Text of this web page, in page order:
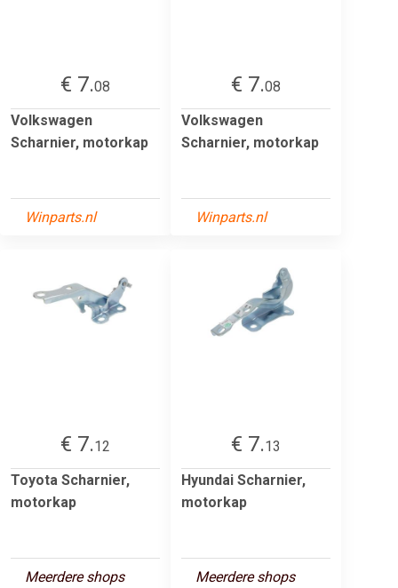
€ 7.08
Volkswagen
Scharnier, motorkap
Winparts.nl
€ 7.08
Volkswagen
Scharnier, motorkap
Winparts.nl
€ 7.12
Toyota Scharnier,
motorkap
Meerdere shops
€ 7.13
Hyundai Scharnier,
motorkap
Meerdere shops